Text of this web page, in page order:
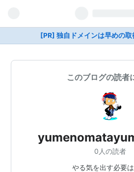
[PR] 独自ドメインは早めの取
このブログの読者
0人の読者
やる気を出す必要